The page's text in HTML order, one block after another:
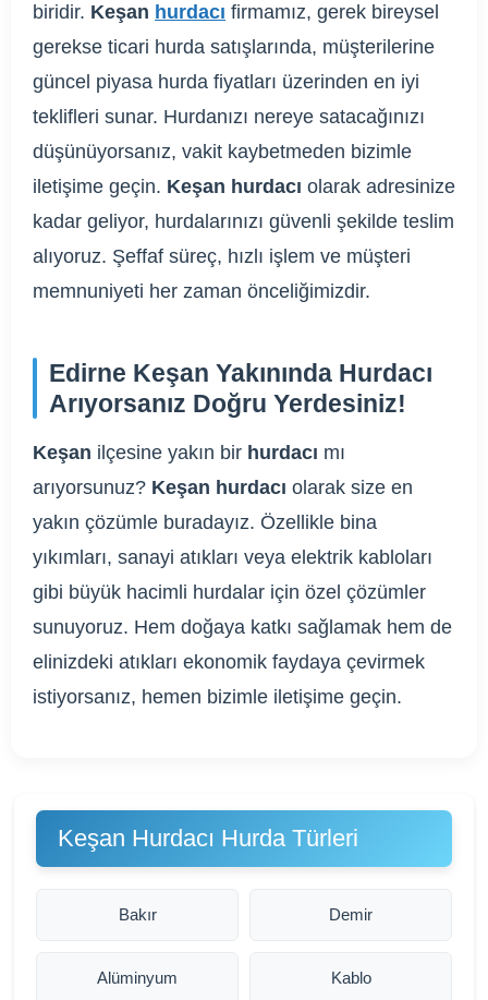
biridir. Keşan hurdacı firmamız, gerek bireysel
gerekse ticari hurda satışlarında, müşterilerine
güncel piyasa hurda fiyatları üzerinden en iyi
teklifleri sunar. Hurdanızı nereye satacağınızı
düşünüyorsanız, vakit kaybetmeden bizimle
iletişime geçin. Keşan hurdacı olarak adresinize
kadar geliyor, hurdalarınızı güvenli şekilde teslim
alıyoruz. Şeffaf süreç, hızlı işlem ve müşteri
memnuniyeti her zaman önceliğimizdir.
Edirne Keşan Yakınında Hurdacı
Arıyorsanız Doğru Yerdesiniz!
Keşan ilçesine yakın bir hurdacı mı
arıyorsunuz? Keşan hurdacı olarak size en
yakın çözümle buradayız. Özellikle bina
yıkımları, sanayi atıkları veya elektrik kabloları
gibi büyük hacimli hurdalar için özel çözümler
sunuyoruz. Hem doğaya katkı sağlamak hem de
elinizdeki atıkları ekonomik faydaya çevirmek
istiyorsanız, hemen bizimle iletişime geçin.
Keşan Hurdacı Hurda Türleri
Bakır Demir
Alüminyum Kablo